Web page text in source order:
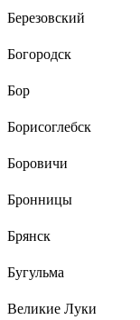
Березовский
Богородск
Бор
Борисоглебск
Боровичи
Бронницы
Брянск
Бугульма
Великие Луки